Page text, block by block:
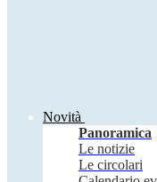
Novità
Panoramica
Le notizie
Le circolari